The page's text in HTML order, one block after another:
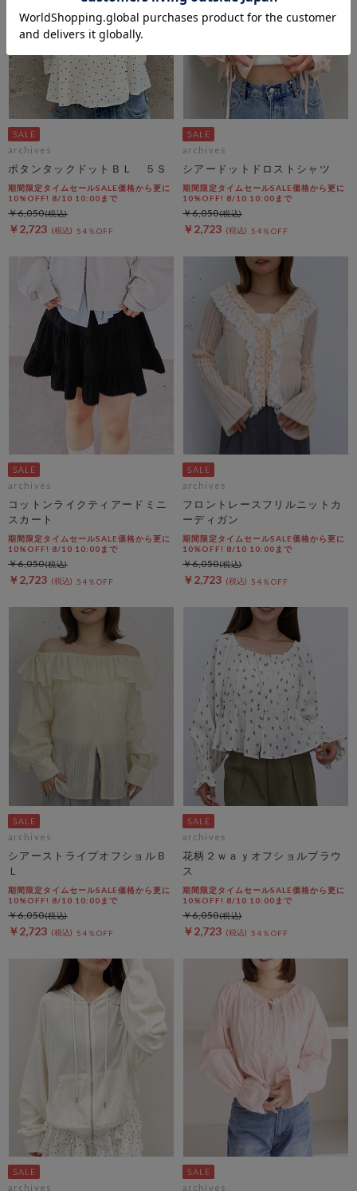
archives
ボタンタックドットＢＬ ５Ｓ
期間限定タイムセールSALE価格から更に
10%OFF! 8/10 10:00まで
￥2,723 54％OFF
￥6,050
archives
シアードットドロストシャツ
期間限定タイムセールSALE価格から更に
10%OFF! 8/10 10:00まで
￥2,723 54％OFF
￥6,050
archives
コットンライクティアードミニ
スカート
期間限定タイムセールSALE価格から更に
10%OFF! 8/10 10:00まで
￥2,723 54％OFF
￥6,050
archives
フロントレースフリルニットカ
ーディガン
期間限定タイムセールSALE価格から更に
10%OFF! 8/10 10:00まで
￥2,723 54％OFF
￥6,050
archives
シアーストライプオフショルＢ
Ｌ
期間限定タイムセールSALE価格から更に
10%OFF! 8/10 10:00まで
￥2,723 54％OFF
￥6,050
archives
花柄２ｗａｙオフショルブラウ
ス
期間限定タイムセールSALE価格から更に
10%OFF! 8/10 10:00まで
￥2,723 54％OFF
￥6,050
archives archives